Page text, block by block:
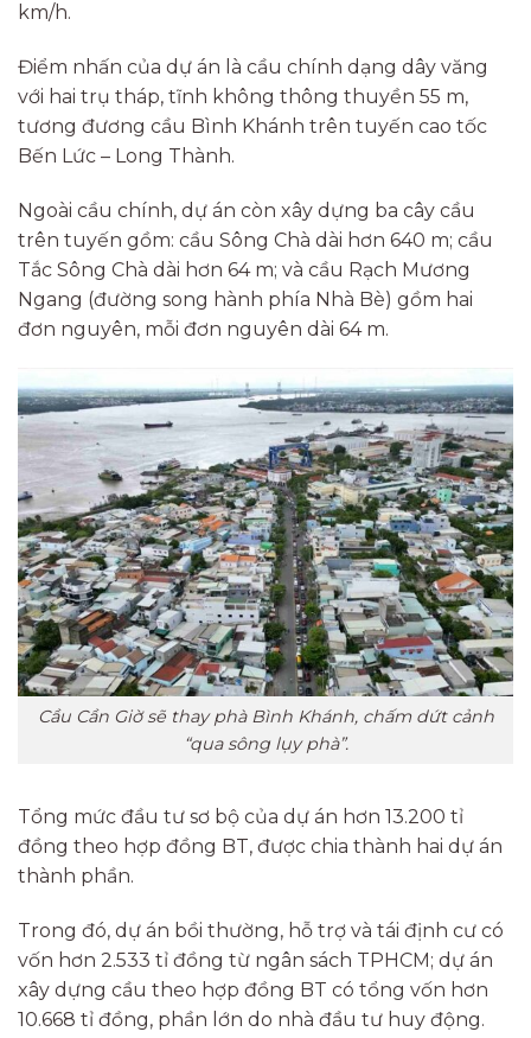
km/h.
Điểm nhấn của dự án là cầu chính dạng dây văng
với hai trụ tháp, tĩnh không thông thuyền 55 m,
tương đương cầu Bình Khánh trên tuyến cao tốc
Bến Lức – Long Thành.
Ngoài cầu chính, dự án còn xây dựng ba cây cầu
trên tuyến gồm: cầu Sông Chà dài hơn 640 m; cầu
Tắc Sông Chà dài hơn 64 m; và cầu Rạch Mương
Ngang (đường song hành phía Nhà Bè) gồm hai
đơn nguyên, mỗi đơn nguyên dài 64 m.
Cầu Cần Giờ sẽ thay phà Bình Khánh, chấm dứt cảnh
“qua sông lụy phà”.
Tổng mức đầu tư sơ bộ của dự án hơn 13.200 tỉ
đồng theo hợp đồng BT, được chia thành hai dự án
thành phần.
Trong đó, dự án bồi thường, hỗ trợ và tái định cư có
vốn hơn 2.533 tỉ đồng từ ngân sách TPHCM; dự án
xây dựng cầu theo hợp đồng BT có tổng vốn hơn
10.668 tỉ đồng, phần lớn do nhà đầu tư huy động.